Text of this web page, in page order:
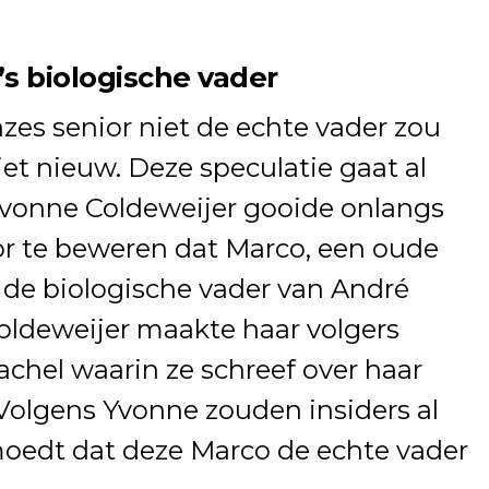
biologische vader
senior niet de echte vader zou
nieuw. Deze speculatie gaat al
Coldeweijer gooide onlangs
te beweren dat Marco, een oude
biologische vader van André
maakte haar volgers
waarin ze schreef over haar
Yvonne zouden insiders al
dat deze Marco de echte vader